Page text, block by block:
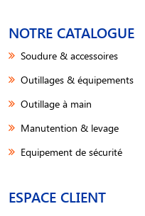
NOTRE CATALOGUE
Soudure & accessoires
Outillages & équipements
Outillage à main
Manutention & levage
Equipement de sécurité
ESPACE CLIENT